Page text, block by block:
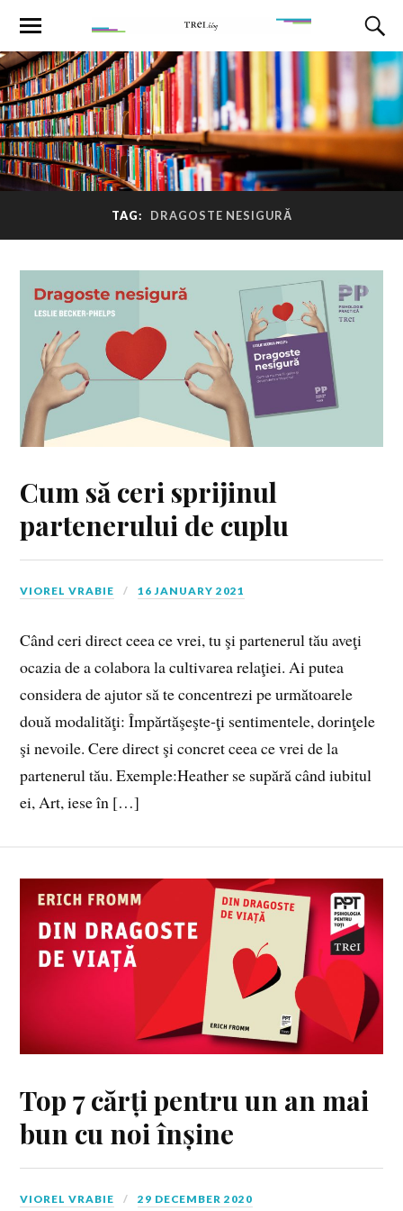
TAG: DRAGOSTE NESIGURĂ
Cum să ceri sprijinul
partenerului de cuplu
VIOREL VRABIE 16 JANUARY 2021
Când ceri direct ceea ce vrei, tu şi partenerul tău aveţi
ocazia de a colabora la cultivarea relaţiei. Ai putea
considera de ajutor să te concentrezi pe următoarele
două modalităţi: Împărtăşeşte‑ţi sentimentele, dorinţele
şi nevoile. Cere direct şi concret ceea ce vrei de la
partenerul tău. Exemple:Heather se supără când iubitul
ei, Art, iese în […]
Top 7 cărți pentru un an mai
bun cu noi înșine
VIOREL VRABIE 29 DECEMBER 2020